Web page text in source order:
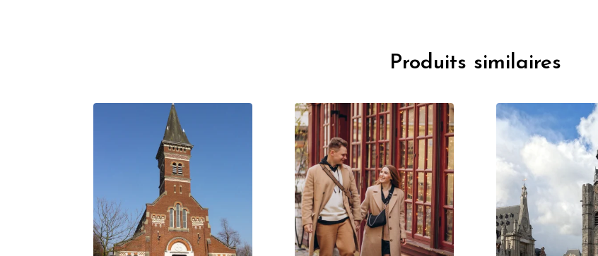
Produits similaires